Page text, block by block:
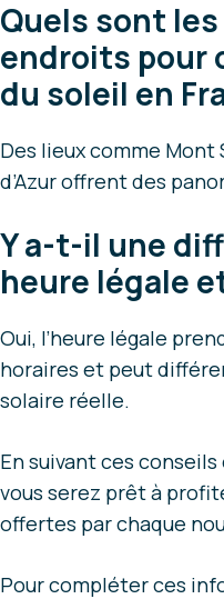
Quels sont
endroits pour
du soleil en
Des lieux comme
d’Azur offrent des
Y a-t-il une
heure légale
Oui, l’heure légale
horaires et peut
solaire réelle.
En suivant ces
vous serez prêt à
offertes par chaque
Pour compléter ces